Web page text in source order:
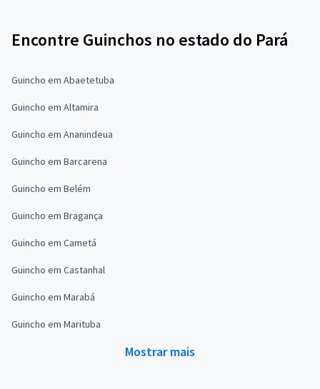
Encontre Guinchos no estado do Pará
Guincho em Abaetetuba
Guincho em Altamira
Guincho em Ananindeua
Guincho em Barcarena
Guincho em Belém
Guincho em Bragança
Guincho em Cametá
Guincho em Castanhal
Guincho em Marabá
Guincho em Marituba
Mostrar mais